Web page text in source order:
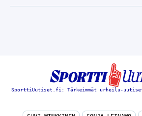
SporttiUutiset.fi: Tärkeimmät urheilu-